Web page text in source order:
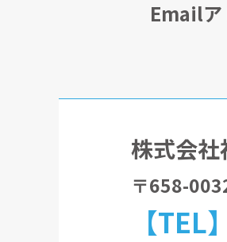
Emailア
株式会
〒658-
【